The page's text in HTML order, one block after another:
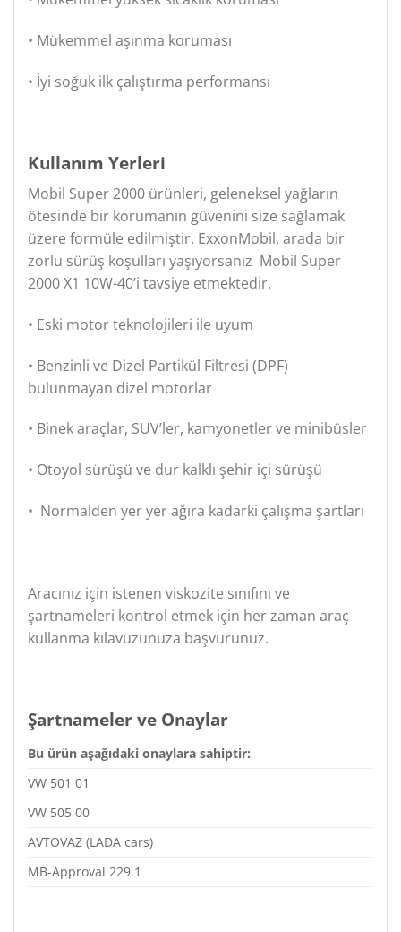
• Mükemmel aşınma koruması
• İyi soğuk ilk çalıştırma performansı
Kullanım Yerleri
Mobil Super 2000 ürünleri, geleneksel yağların
ötesinde bir korumanın güvenini size sağlamak
üzere formüle edilmiştir. ExxonMobil, arada bir
zorlu sürüş koşulları yaşıyorsanız Mobil Super
2000 X1 10W-40’i tavsiye etmektedir.
• Eski motor teknolojileri ile uyum
• Benzinli ve Dizel Partikül Filtresi (DPF)
bulunmayan dizel motorlar
• Binek araçlar, SUV’ler, kamyonetler ve minibüsler
• Otoyol sürüşü ve dur kalklı şehir içi sürüşü
• Normalden yer yer ağıra kadarki çalışma şartları
Aracınız için istenen viskozite sınıfını ve
şartnameleri kontrol etmek için her zaman araç
kullanma kılavuzunuza başvurunuz.
Şartnameler ve Onaylar
Bu ürün aşağıdaki onaylara sahiptir:
VW 501 01
VW 505 00
AVTOVAZ (LADA cars)
MB-Approval 229.1